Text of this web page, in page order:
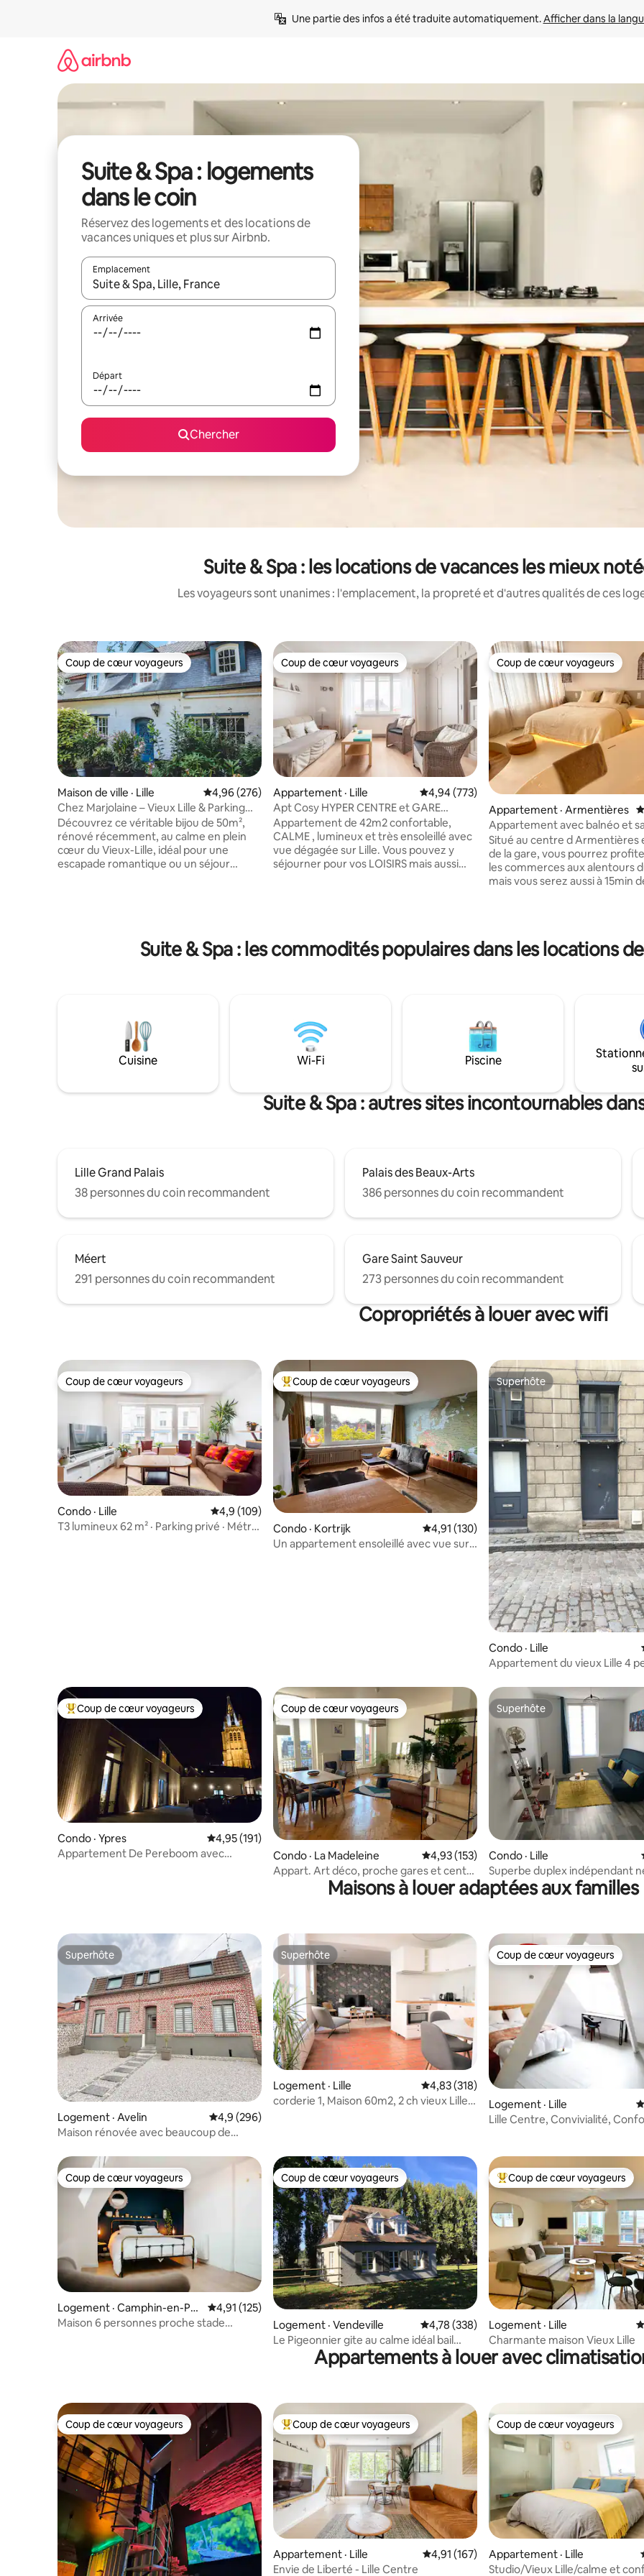
Une partie des infos a été traduite automatiquement. Afficher dans la
Suite & Spa : logements
dans le coin
Réservez des logements et des locations de
vacances uniques et plus sur Airbnb.
Emplacement
Quand les résultats sont affichés, parcourez-les en utilisant les flèches vers le haut et vers le bas, ou en appuyant
Arrivée
Départ
Chercher
Suite & Spa : les locations de vacances les mieux
Les voyageurs sont unanimes : l'emplacement, la propreté et d'autres qualités de ces
Coup de cœur voyageurs
Coup de cœur voyageurs
Maison de ville · Lille Note moyenne de 4,96 sur 5, 276 commentaires
4,96 (276)
Chez Marjolaine – Vieux Lille & Parking
inclus
Découvrez ce véritable bijou de 50m²,
rénové récemment, au calme en plein
cœur du Vieux-Lille, idéal pour une
escapade romantique ou un séjour
petit-déjeuner ou un apéritif à deux.
Cette dépendance convient
Coup de cœur voyageurs
Coup de cœur voyageurs
Appartement · Lille Note moyenne de 4,94 sur 5, 773
4,94 (773)
Apt Cosy HYPER CENTRE et GARE
"Comme chez soi".
Appartement de 42m2 confortable,
CALME , lumineux et très ensoleillé avec
vue dégagée sur Lille. Vous pouvez y
séjourner pour vos LOISIRS mais aussi
de 10 logements. Idéalement situé à une
minute des rues piétonnières, du vieux
Coup de cœur voyageurs
Coup de cœur voyageurs
Appartement · Armentières
Appartement avec balnéo et
Situé au centre d Armentières
de la gare, vous pourrez
les commerces aux alentours
mais vous serez aussi à 15min
présents dans cet appartement.
Suite & Spa : les commodités populaires dans les locations
Cuisine Wi-Fi Piscine
Suite & Spa : autres sites incontournables
Lille Grand Palais
38 personnes du coin recommandent
Palais des Beaux-Arts
386 personnes du coin recommandent
Méert
291 personnes du coin recommandent
Gare Saint Sauveur
273 personnes du coin recommandent
Copropriétés à louer avec wifi
Coup de cœur voyageurs
Coup de cœur voyageurs
Condo · Lille Note moyenne de 4,9 sur 5, 109 commentaires
4,9 (109)
T3 lumineux 62 m² · Parking privé · Métro
Coup de cœur voyageurs parmi les plus aimés
Coup de cœur voyageurs
Condo · Kortrijk Note moyenne de 4,91 sur 5, 130
4,91 (130)
Un appartement ensoleillé avec vue sur
Superhôte
Superhôte
Condo · Lille
Appartement du vieux Lille 4
Coup de cœur voyageurs parmi les plus aimés
Coup de cœur voyageurs
Condo · Ypres Note moyenne de 4,95 sur 5, 191 commentaires
4,95 (191)
Appartement De Pereboom avec
Coup de cœur voyageurs
Coup de cœur voyageurs
Condo · La Madeleine Note moyenne de 4,93 sur 5, 153
4,93 (153)
Appart. Art déco, proche gares et centre
Superhôte
Superhôte
Condo · Lille
Superbe duplex indépendant
proche de Lille
Maisons à louer adaptées aux familles
Superhôte
Superhôte
Logement · Avelin Note moyenne de 4,9 sur 5, 296 commentaires
4,9 (296)
Maison rénovée avec beaucoup de
Superhôte
Superhôte
Logement · Lille Note moyenne de 4,83 sur 5, 318
4,83 (318)
corderie 1, Maison 60m2, 2 ch vieux Lille
Coup de cœur voyageurs
Coup de cœur voyageurs
Logement · Lille
Lille Centre, Convivialité,
Coup de cœur voyageurs
Coup de cœur voyageurs
Logement · Camphin-en-Pé
vèle
Note moyenne de 4,91 sur 5, 125 commentaires
4,91 (125)
Maison 6 personnes proche stade
Coup de cœur voyageurs
Coup de cœur voyageurs
Logement · Vendeville Note moyenne de 4,78 sur 5, 338
4,78 (338)
Le Pigeonnier gite au calme idéal bail
Coup de cœur voyageurs
Coup de cœur voyageurs
Logement · Lille
Charmante maison Vieux Lille
Appartements à louer avec
Coup de cœur voyageurs
Coup de cœur voyageurs Coup de cœur voyageurs parmi les plus aimés
Coup de cœur voyageurs
Appartement · Lille Note moyenne de 4,91 sur 5, 167
4,91 (167)
Envie de Liberté - Lille Centre
Coup de cœur voyageurs
Coup de cœur voyageurs
Appartement · Lille
Studio/Vieux Lille/calme et